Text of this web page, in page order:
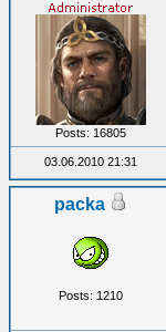
Posts: 16805
03.06.2010 21:31
packa
Posts: 1210